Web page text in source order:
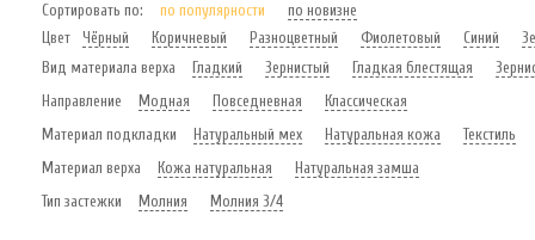
Сортировать по: по популярности
по новизне
Цвет
Чёрный Коричневый Разноцветный Фиолетовый Синий
Вид материала верха
Гладкий Зернистый Гладкая блестящая
Направление
Модная Повседневная
Классическая
Материал подкладки
Натуральный мех Натуральная кожа
Текстиль
Материал верха
Кожа натуральная
Натуральная замша
Тип застежки
Молния Молния 3/4